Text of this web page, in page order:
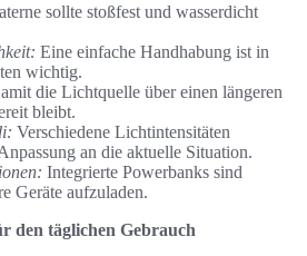
sollte stoßfest und wasserdicht
Eine einfache Handhabung ist in
wichtig.
die Lichtquelle über einen längeren
bleibt.
Verschiedene Lichtintensitäten
an die aktuelle Situation.
Integrierte Powerbanks sind
Geräte aufzuladen.
den täglichen Gebrauch